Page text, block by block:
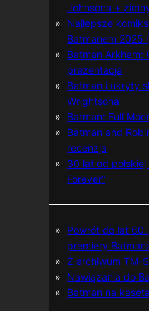
Johnsona +
Najlepsze
Batmanem 2025
Batman Arkham:
prezentacja
Batman i ukryty
Wrightsona
Batman: Full
Batman and
recenzja
30 lat od polskiej
Forever”
Powrót do lat
premiery
Z archiwum TM-
Nawiązania do
Batman na